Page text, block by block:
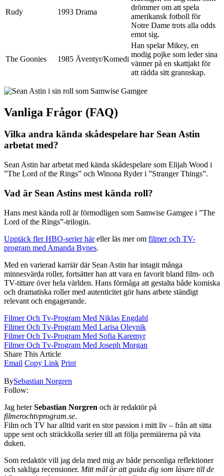
Rudy 1993 Drama
drömmer om att spela
amerikansk fotboll för
Notre Dame trots alla odds
emot sig.
The Goonies 1985 Äventyr/Komedi
Han spelar Mikey, en
modig pojke som leder sina
vänner på en skattjakt för
att rädda sitt grannskap.
Vanliga Frågor (FAQ)
Vilka andra kända skådespelare har Sean Astin
arbetat med?
Sean Astin har arbetat med kända skådespelare som Elijah Wood i
”The Lord of the Rings” och Winona Ryder i ”Stranger Things”.
Vad är Sean Astins mest kända roll?
Hans mest kända roll är förmodligen som Samwise Gamgee i ”The
Lord of the Rings”-trilogin.
Upptäck fler HBO-serier häreller läs mer om filmer och TV-
program med Amanda Bynes.
Med en varierad karriär där Sean Astin har intagit många
minnesvärda roller, fortsätter han att vara en favorit bland film- och
TV-tittare över hela världen. Hans förmåga att gestalta både komiska
och dramatiska roller med autenticitet gör hans arbete ständigt
relevant och engagerande.
Filmer Och Tv-Program Med Niklas Engdahl
Filmer Och Tv-Program Med Larisa Oleynik
Filmer Och Tv-Program Med Sofia Karemyr
Filmer Och Tv-Program Med Joseph Morgan
Share This Article
Email Copy Link Print
BySebastian Norgren
Follow:
Jag heterSebastian Norgren och är redaktör på
filmerochtvprogram.se.
Film och TV har alltid varit en stor passion i mitt liv – från att sitta
uppe sent och sträckkolla serier till att följa premiärerna på vita
duken.
Som redaktör vill jag dela med mig av både personliga reflektioner
och sakliga recensioner. Mitt mål är att guida dig som läsare till de